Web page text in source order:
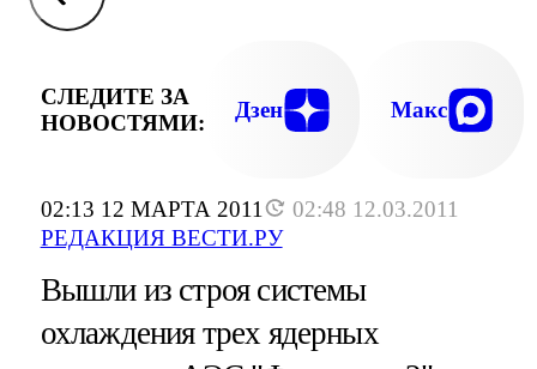
02:13 12 МАРТА 2011
02:48 12.03.2011
РЕДАКЦИЯ ВЕСТИ.РУ
СЛЕДИТЕ ЗА
НОВОСТЯМИ:
Дзен Макс
Вышли из строя системы
охлаждения трех ядерных